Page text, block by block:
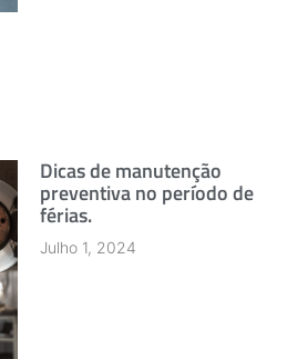
Dicas de manutenção
preventiva no período de
férias.
Julho 1, 2024